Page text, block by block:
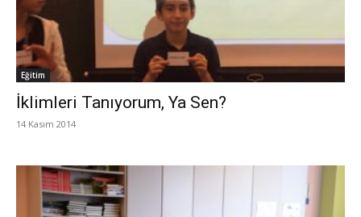
Eğitim
İklimleri Tanıyorum, Ya Sen?
14 Kasım 2014